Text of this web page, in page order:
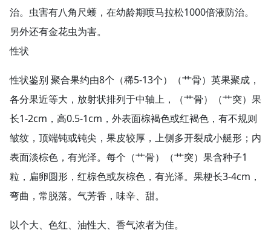
治。虫害有八角尺蠖，在幼龄期喷马拉松1000倍液防治。
另外还有金花虫为害。
性状
性状鉴别 聚合果约由8个（稀5-13个）（艹骨）英果聚成，
各分果近等大，放射状排列于中轴上，（艹骨）（艹突）果
长1-2cm，高0.5-1cm，外表面棕褐色或红褐色，有不规则
皱纹，顶端钝或钝尖，果皮较厚，上侧多开裂成小艇形；内
表面淡棕色，有光泽。每个（艹骨）（艹突）果含种子1
粒，扁卵圆形，红棕色或灰棕色，有光泽。果梗长3-4cm，
弯曲，常脱落。气芳香，味辛、甜。
以个大、色红、油性大、香气浓者为佳。